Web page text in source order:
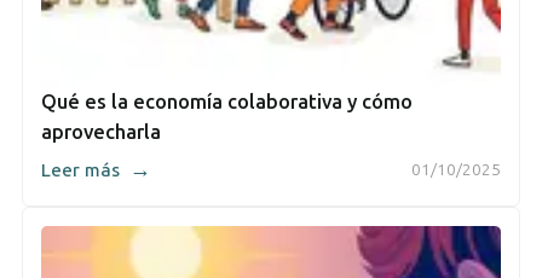
Qué es la economía colaborativa y cómo
aprovecharla
01/10/2025
Leer más →